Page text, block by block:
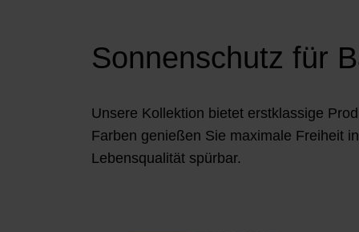
Sonnenschutz für
Unsere Kollektion bietet erstklassige
Farben genießen Sie maximale Freiheit
Lebensqualität spürbar.